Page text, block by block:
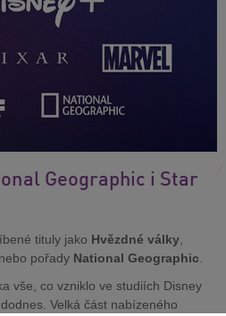
Geographic i Star
tituly jako Hvězdné války
nebo pořady National Geographic
vše, co vzniklo ve studiích Disney
Velká část nabízeného